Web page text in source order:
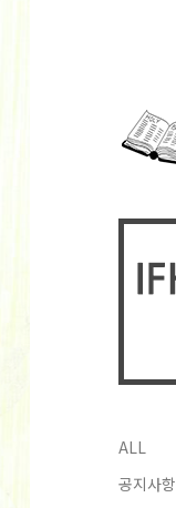
ALL
공지사항